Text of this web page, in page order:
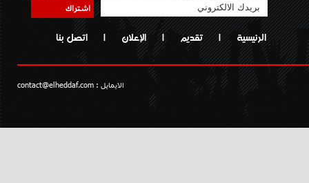
اشتراك
الرئيسية | تقديم | الإعلان | اتصل بنا
الايمايل : contact@elheddaf.com